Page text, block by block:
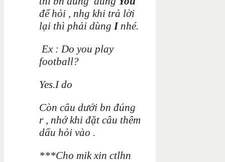
để hỏi , nhg khi trả lời
lại thì phải dùng Inhé.
Ex : Do you play
football?
Yes.I do
Còn câu dưới bn đúng
r , nhớ khi đặt câu thêm
dấu hỏi vào .
***Cho mik xin ctlhn